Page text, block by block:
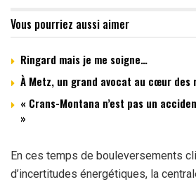
Vous pourriez aussi aimer
Ringard mais je me soigne…
À Metz, un grand avocat au cœur
« Crans-Montana n’est pas un
»
En ces temps de bouleversements
d’incertitudes énergétiques, la